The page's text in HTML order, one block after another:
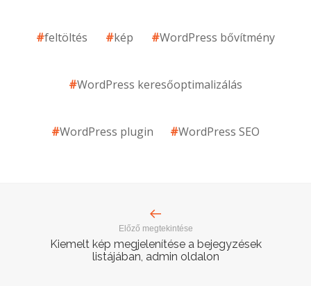
feltöltés kép WordPress bővítmény
WordPress keresőoptimalizálás
WordPress plugin WordPress SEO
Előző megtekintése
Kiemelt kép megjelenítése a bejegyzések
listájában, admin oldalon